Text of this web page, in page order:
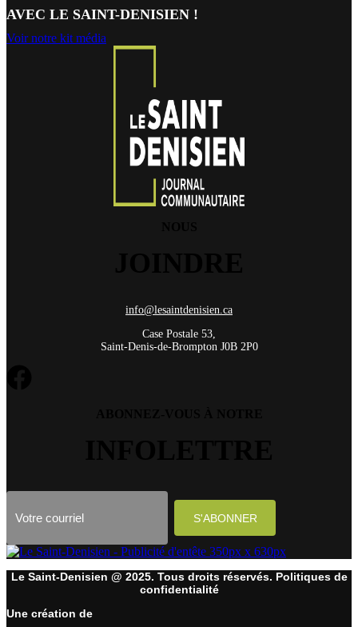
AVEC LE SAINT-DENISIEN !
Voir notre kit média
info@lesaintdenisien.ca
Case Postale 53,
Saint-Denis-de-Brompton J0B 2P0
Le Saint-Denisien @ 2025. Tous droits réservés. Politiques de
confidentialité
Une création de